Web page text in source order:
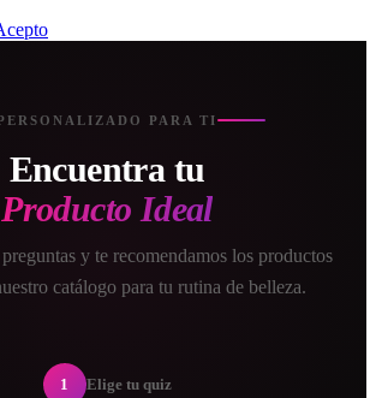
PARA TI
Encuentra tu
Producto Ideal
y te recomendamos los productos
catálogo para tu rutina de belleza.
1 Elige tu quiz